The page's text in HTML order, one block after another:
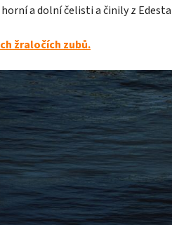
a dolní čelisti a činily z
žraločích zubů.